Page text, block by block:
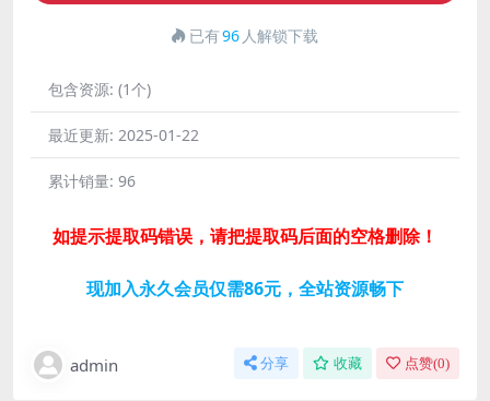
已有96 人解锁下载
包含资源: (1个)
最近更新: 2025-01-22
累计销量: 96
如提示提取码错误，请把提取码后面的空格删除！
现加入永久会员仅需86元，全站资源畅下
admin 分享 收藏 点赞(0)